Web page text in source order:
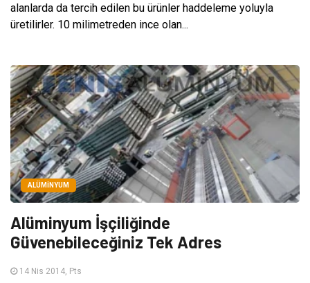
alanlarda da tercih edilen bu ürünler haddeleme yoluyla
üretilirler. 10 milimetreden ince olan...
ALÜMINYUM
Alüminyum İşçiliğinde
Güvenebileceğiniz Tek Adres
14 Nis 2014, Pts